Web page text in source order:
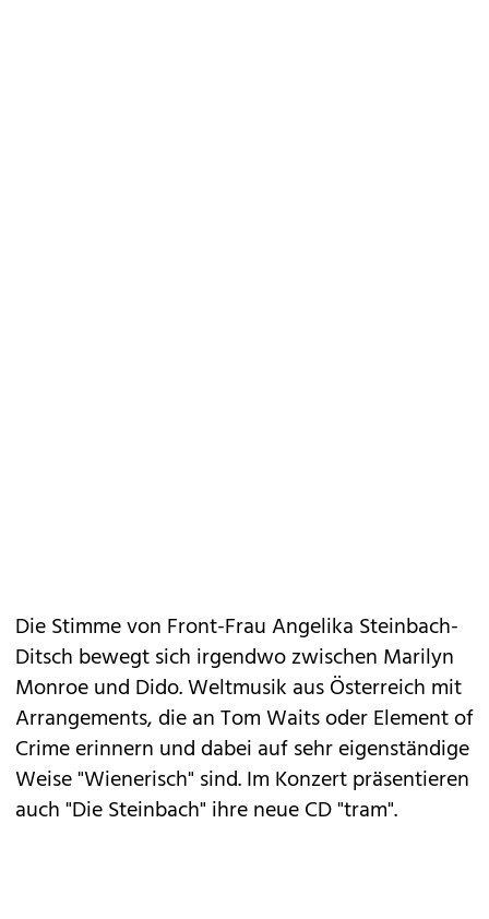
Die Stimme von Front-Frau Angelika Steinbach-
Ditsch bewegt sich irgendwo zwischen Marilyn
Monroe und Dido. Weltmusik aus Österreich mit
Arrangements, die an Tom Waits oder Element of
Crime erinnern und dabei auf sehr eigenständige
Weise "Wienerisch" sind. Im Konzert präsentieren
auch "Die Steinbach" ihre neue CD "tram".